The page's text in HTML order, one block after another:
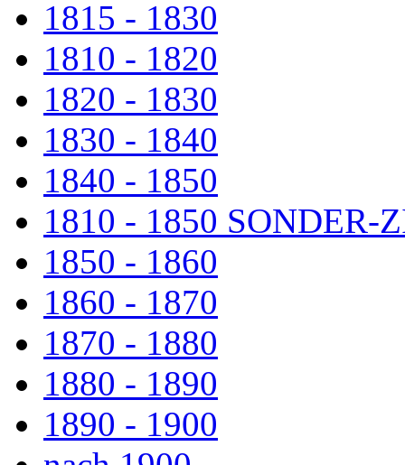
1815 - 1830
1810 - 1820
1820 - 1830
1830 - 1840
1840 - 1850
1810 - 1850 SONDER-
1850 - 1860
1860 - 1870
1870 - 1880
1880 - 1890
1890 - 1900